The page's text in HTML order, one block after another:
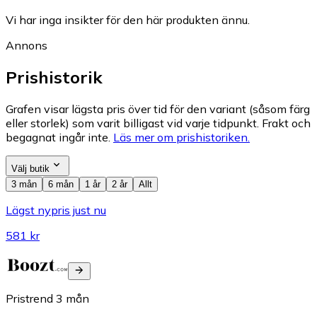
Vi har inga insikter för den här produkten ännu.
Annons
Prishistorik
Grafen visar lägsta pris över tid för den variant (såsom färg
eller storlek) som varit billigast vid varje tidpunkt. Frakt och
begagnat ingår inte. Läs mer om prishistoriken.
Välj butik
3 mån
6 mån 1 år 2 år Allt
Lägst nypris just nu
581 kr
Pristrend 3 mån